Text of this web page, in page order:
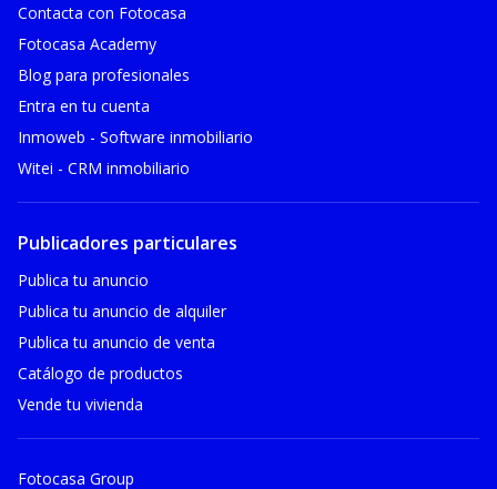
Contacta con Fotocasa
Fotocasa Academy
Blog para profesionales
Entra en tu cuenta
Inmoweb - Software inmobiliario
Witei - CRM inmobiliario
Publicadores particulares
Publica tu anuncio
Publica tu anuncio de alquiler
Publica tu anuncio de venta
Catálogo de productos
Vende tu vivienda
Fotocasa Group